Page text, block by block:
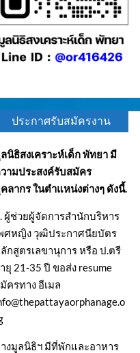
ประกาศรับสมัครงาน
นิธิสงเคราะห์เด็ก พัทยา มี
ามประสงค์รับสมัคร
ลากร ในตำแหน่งต่างๆ ดังนี้.
ผู้ช่วยผู้จัดการสำนักบริหาร
ศหญิง วุฒิประกาศนียบัตร
กสูตรเลขานุการ หรือ ป.ตรี
ยุ 21-35 ปี ขอส่ง resume
ครทาง อีเมล
งมูลนิธิฯ มีที่พักและอาหาร